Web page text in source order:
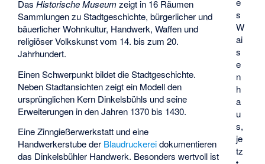
s
W
ai
s
e
n
h
a
u
s,
je
tz
DasHistorische Museum zeigt in 16 Räumen
Sammlungen zu Stadtgeschichte, bürgerlicher und
bäuerlicher Wohnkultur, Handwerk, Waffen und
religiöser Volkskunst vom 14. bis zum 20.
Jahrhundert.
Einen Schwerpunkt bildet die Stadtgeschichte.
Neben Stadtansichten zeigt ein Modell den
ursprünglichen Kern Dinkelsbühls und seine
Erweiterungen in den Jahren 1370 bis 1430.
Eine Zinngießerwerkstatt und eine
Handwerkerstube der Blaudruckereidokumentieren
das Dinkelsbühler Handwerk. Besonders wertvoll ist